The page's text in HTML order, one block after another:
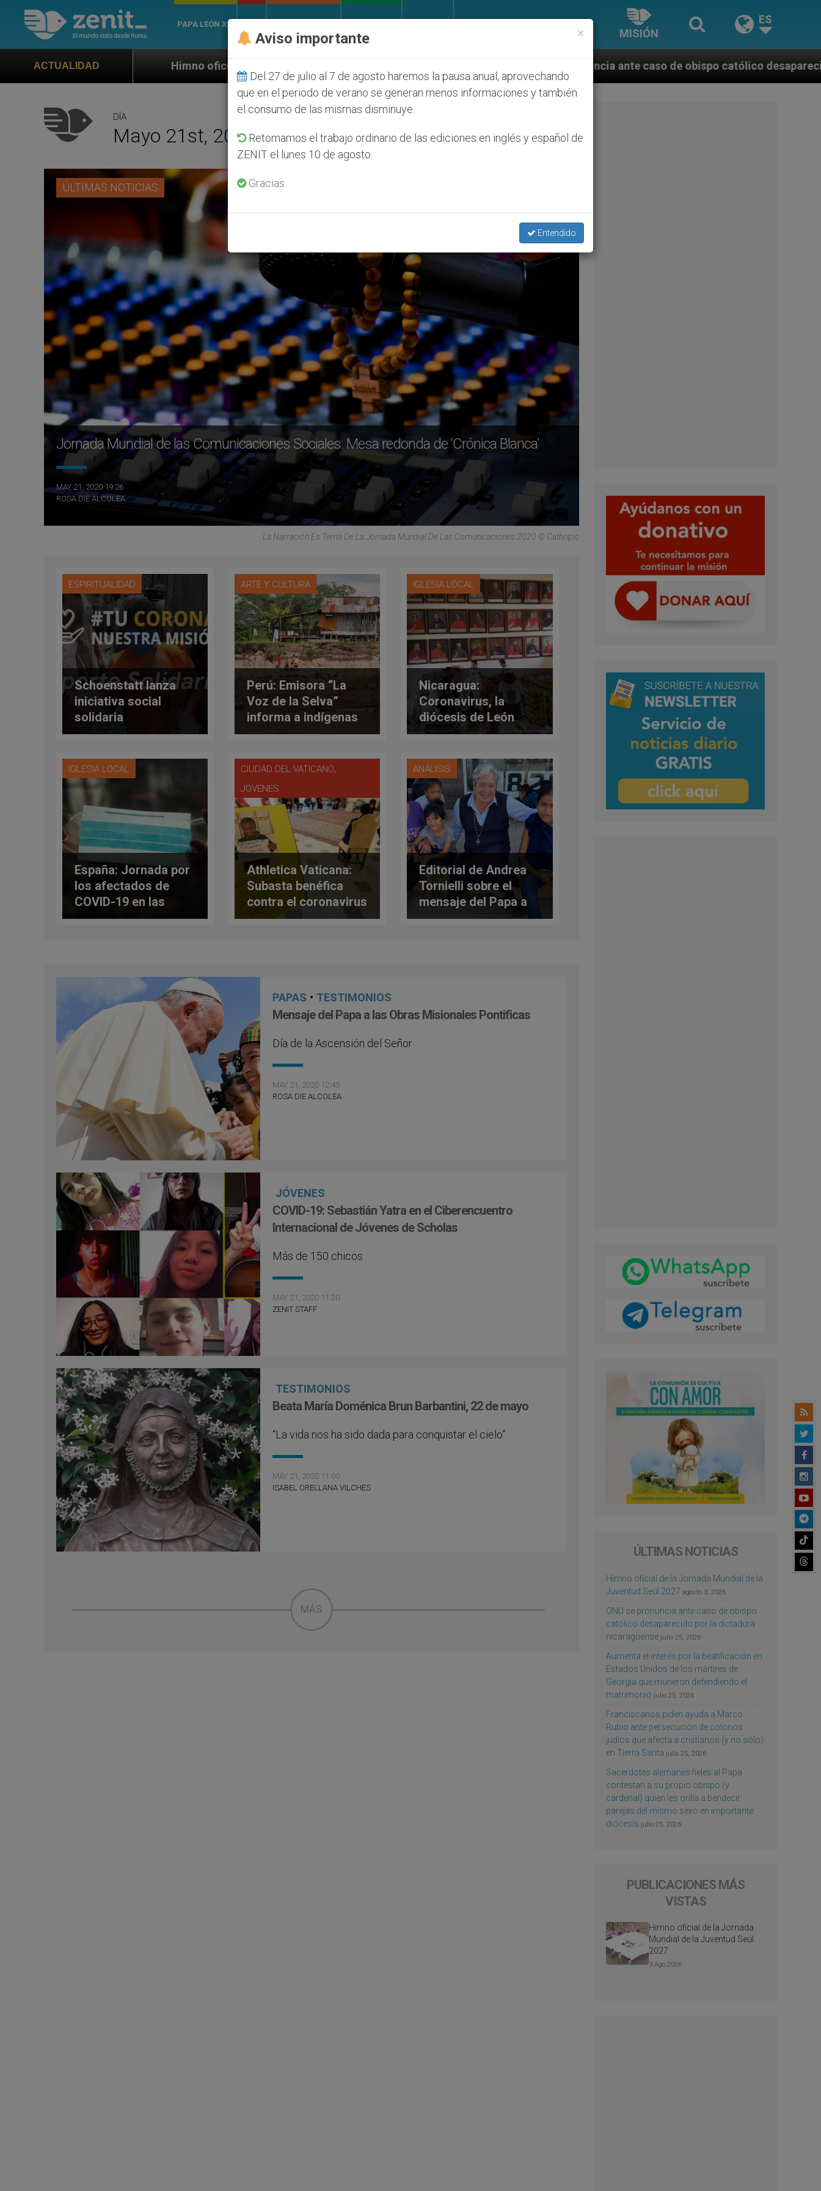
PAPA LEÓN XIV
MISIÓN
ES
ACTUALIDAD
Himno oficial de la Jornada Mundial de la Juventud Seúl 2027 ONU se pronuncia ante caso de obispo católico desaparecido por la dictadura
DÍA
Mayo 21st, 2020
ÚLTIMAS NOTICIAS
Jornada Mundial de las Comunicaciones Sociales: Mesa redonda de ‘Crónica Blanca’
MAY 21, 2020 19:26
ROSA DIE ALCOLEA
La Narración Es Tema De La Jornada Mundial De Las Comunicaciones 2020 © Cathopic
ESPIRITUALIDAD
Schoenstatt lanza
iniciativa social
solidaria
internacional por el
ARTE Y CULTURA
Perú: Emisora “La
Voz de la Selva”
informa a indígenas
sobre la pandemia
IGLESIA LOCAL
Nicaragua:
Coronavirus, la
diócesis de León
entrega ayudas a
IGLESIA LOCAL
España: Jornada por
los afectados de
COVID-19 en las
diócesis
CIUDAD DEL VATICANO,
JÓVENES
Athletica Vaticana:
Subasta benéfica
contra el coronavirus
ANÁLISIS
Editorial de Andrea
Tornielli sobre el
mensaje del Papa a
las Obras Misionales
PAPAS • TESTIMONIOS
Mensaje del Papa a las Obras Misionales Pontificas
Día de la Ascensión del Señor
MAY 21, 2020 12:45
ROSA DIE ALCOLEA
JÓVENES
COVID-19: Sebastián Yatra en el Ciberencuentro
Internacional de Jóvenes de Scholas
Más de 150 chicos
MAY 21, 2020 11:30
ZENIT STAFF
TESTIMONIOS
Beata María Doménica Brun Barbantini, 22 de mayo
“La vida nos ha sido dada para conquistar el cielo”
MAY 21, 2020 11:00
ISABEL ORELLANA VILCHES
MÁS
ÚLTIMAS NOTICIAS
Himno oficial de la Jornada Mundial de la
Juventud Seúl 2027 agosto 3, 2026
ONU se pronuncia ante caso de obispo
católico desaparecido por la dictadura
nicaragüense julio 25, 2026
Aumenta el interés por la beatificación en
Estados Unidos de los mártires de
Georgia que murieron defendiendo el
matrimonio julio 25, 2026
Franciscanos piden ayuda a Marco
Rubio ante persecución de colonos
judíos que afecta a cristianos (y no sólo)
en Tierra Santa julio 25, 2026
Sacerdotes alemanes fieles al Papa
contestan a su propio obispo (y
cardenal) quien les orilla a bendecir
parejas del mismo sexo en importante
diócesis julio 25, 2026
PUBLICACIONES MÁS
VISTAS
Himno oficial de la Jornada
Mundial de la Juventud Seúl
2027
3 Ago 2026
×
Aviso importante
Del 27 de julio al 7 de agosto haremos la pausa anual, aprovechando
que en el periodo de verano se generan menos informaciones y también
el consumo de las mismas disminuye.
Retomamos el trabajo ordinario de las ediciones en inglés y español de
ZENIT el lunes 10 de agosto.
Gracias.
Entendido